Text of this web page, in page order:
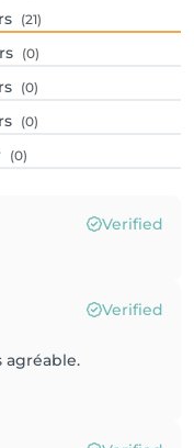
(21)
(0)
(0)
(0)
(0)
Verified
Verified
agréable.